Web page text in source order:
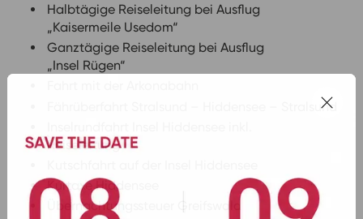
Halbtägige Reiseleitung bei Ausflug
„Kaisermeile Usedom“
Ganztägige Reiseleitung bei Ausflug
„Insel Rügen“
Fährüberfahrt Stralsund – Hiddensee – Stralsund
Reiseleitung
Kurtaxe Hiddensee
Übernachtungssteuer Greifswald